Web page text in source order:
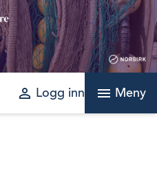
perm_identity Logg inn menu Meny